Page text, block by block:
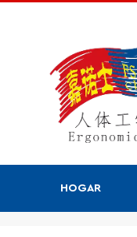
HOGAR